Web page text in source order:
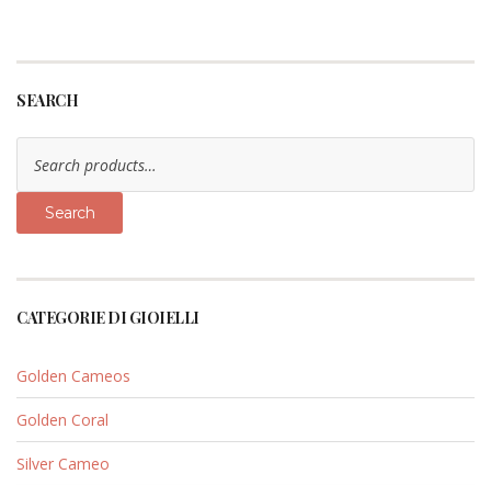
SEARCH
Search
for:
Search
CATEGORIE DI GIOIELLI
Golden Cameos
Golden Coral
Silver Cameo